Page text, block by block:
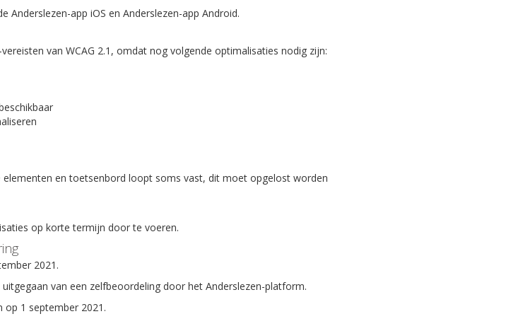
Anderslezen-app iOS en Anderslezen-app Android.
van WCAG 2.1, omdat nog volgende optimalisaties nodig zijn:
en toetsenbord loopt soms vast, dit moet opgelost worden
op korte termijn door te voeren.
2021.
van een zelfbeoordeling door het Anderslezen-platform.
op 1 september 2021.